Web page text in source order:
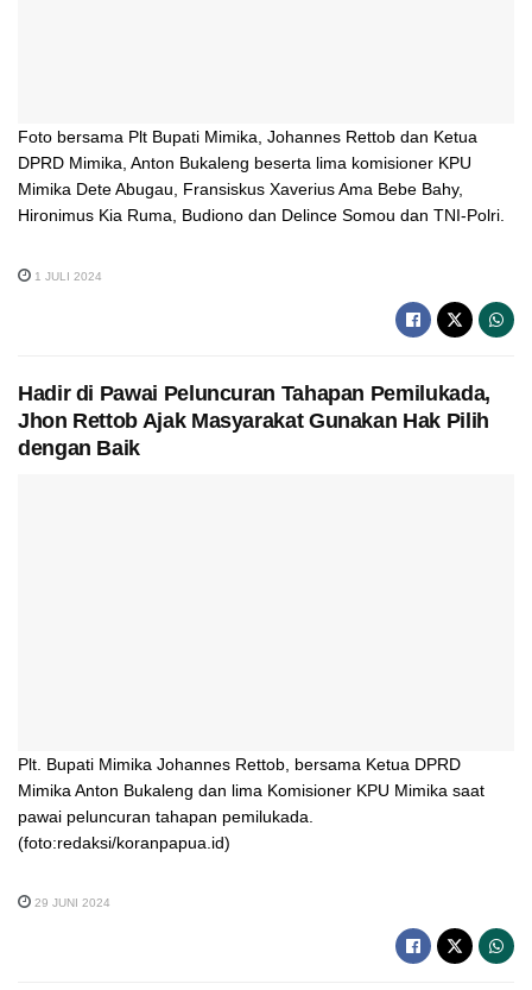
Foto bersama Plt Bupati Mimika, Johannes Rettob dan Ketua
DPRD Mimika, Anton Bukaleng beserta lima komisioner KPU
Mimika Dete Abugau, Fransiskus Xaverius Ama Bebe Bahy,
Hironimus Kia Ruma, Budiono dan Delince Somou dan TNI-Polri.
1 JULI 2024
Hadir di Pawai Peluncuran Tahapan Pemilukada,
Jhon Rettob Ajak Masyarakat Gunakan Hak Pilih
dengan Baik
Plt. Bupati Mimika Johannes Rettob, bersama Ketua DPRD
Mimika Anton Bukaleng dan lima Komisioner KPU Mimika saat
pawai peluncuran tahapan pemilukada.
(foto:redaksi/koranpapua.id)
29 JUNI 2024